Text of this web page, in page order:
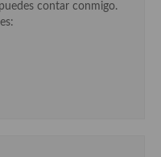
contar conmigo.